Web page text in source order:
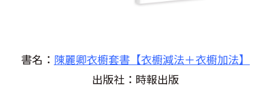
書名： 陳麗卿衣櫥套書【衣櫥減法＋衣櫥加法】
出版社：時報出版